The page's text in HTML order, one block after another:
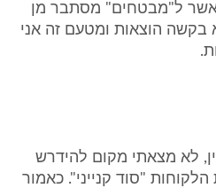
"תנובה". אשר ל"מבטחים" מסתבר מן
הוצאות ומטעם זה אני
לא מצאתי מקום להידרש
"סוד קנייני". כאמור